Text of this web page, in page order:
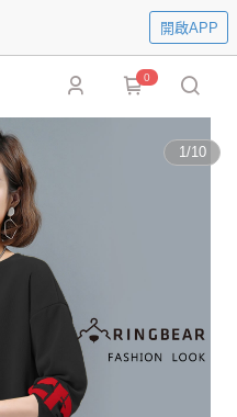
開啟APP
0
1/10